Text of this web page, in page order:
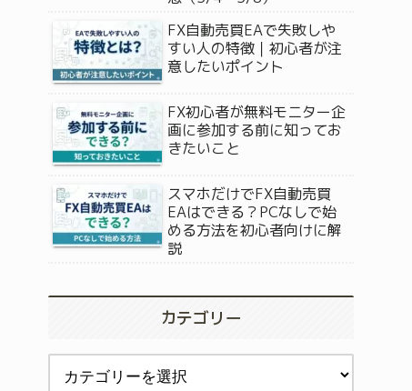
FX自動売買EAで失敗しや
すい人の特徴｜初心者が注
意したいポイント
FX初心者が無料モニター企
画に参加する前に知ってお
きたいこと
スマホだけでFX自動売買
EAはできる？PCなしで始
める方法を初心者向けに解
説
カテゴリー